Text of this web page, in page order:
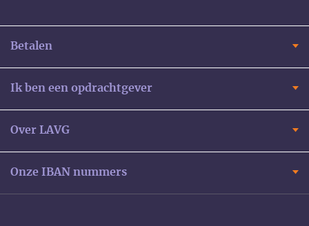
Betalen
Ik ben een opdrachtgever
Over LAVG
Onze IBAN nummers